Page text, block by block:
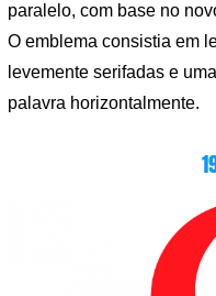
paralelo, com base no
O emblema consistia em
levemente serifadas e
palavra horizontalmente.